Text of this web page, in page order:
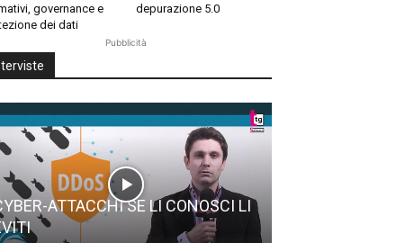
governance e
dei dati
depurazione 5.0
Pubblicità
ATTACCHI SE LI CONOSCI LI